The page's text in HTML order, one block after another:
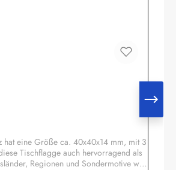
eine Größe ca. 40x40x14 mm, mit 3
Tischflagge auch hervorragend als
Regionen und Sondermotive wie